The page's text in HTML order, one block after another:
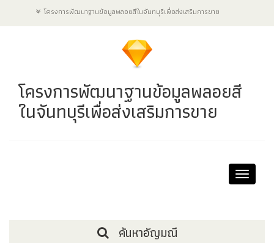
โครงการพัฒนาฐานข้อมูลพลอยสีในจันทบุรีเพื่อส่งเสริมการขาย
โครงการพัฒนาฐานข้อมูลพลอยสี
ในจันทบุรีเพื่อส่งเสริมการขาย
Toggle
ค้นหาอัญมณี